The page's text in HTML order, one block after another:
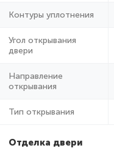
Контуры уплотнения
Угол открывания
двери
Направление
открывания
Тип открывания
Отделка двери